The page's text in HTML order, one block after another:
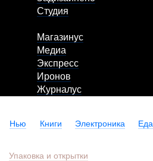
Студия
Магазинус
Медиа
Экспресс
Иронов
Журналус
Нью Книги Электроника
Упаковка и открытки